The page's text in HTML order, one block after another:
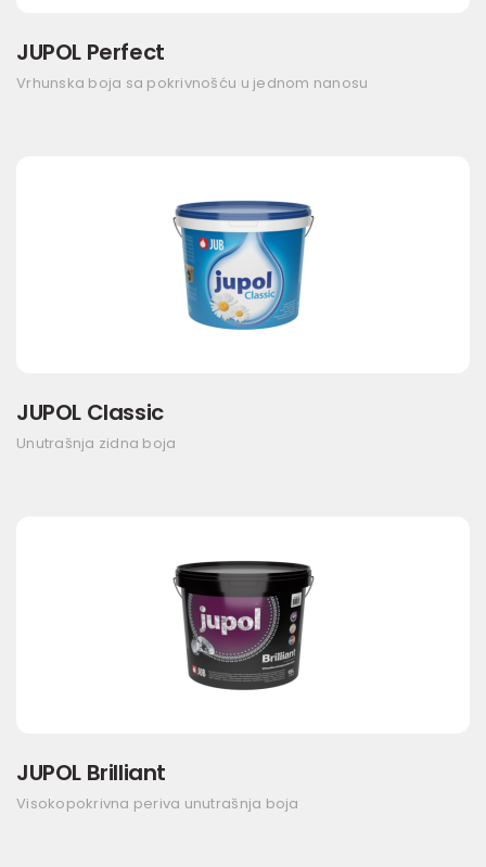
JUPOL Perfect
Vrhunska boja sa pokrivnošću u jednom nanosu
JUPOL Classic
Unutrašnja zidna boja
JUPOL Brilliant
Visokopokrivna periva unutrašnja boja